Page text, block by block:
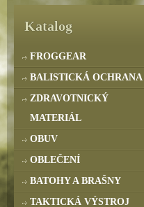
Katalog
FROGGEAR
BALISTICKÁ OCHRANA
ZDRAVOTNICKÝ
MATERIÁL
OBUV
OBLEČENÍ
BATOHY A BRAŠNY
TAKTICKÁ VÝSTROJ